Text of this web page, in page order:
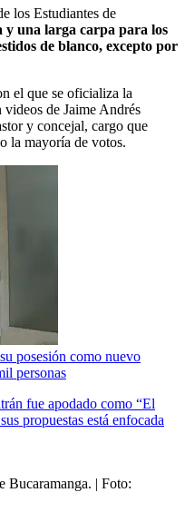
los Estudiantes de
y una larga carpa para los
de blanco, excepto por
el que se oficializa la
videos de Jaime Andrés
y concejal, cargo que
la mayoría de votos.
posesión como nuevo
personas
fue apodado como “El
propuestas está enfocada
Bucaramanga. | Foto: